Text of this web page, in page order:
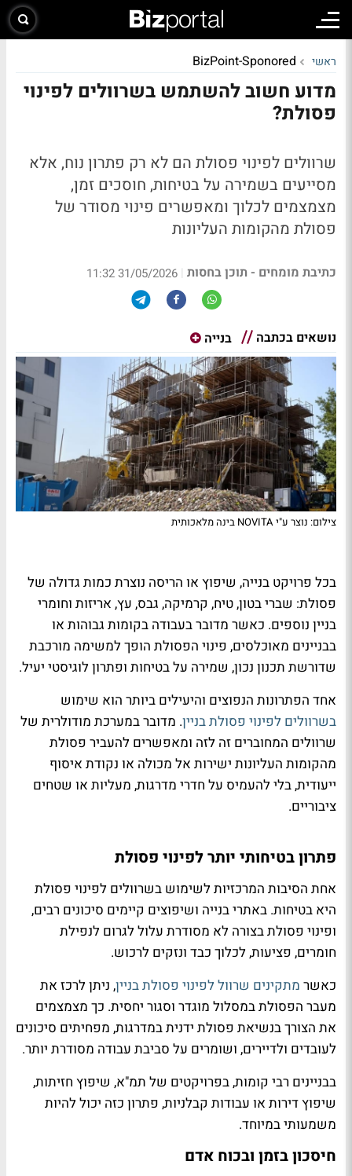
ראשי BizPoint-Sponored
מדוע חשוב להשתמש בשרוולים לפינוי
פסולת?
שרוולים לפינוי פסולת הם לא רק פתרון נוח, אלא
מסייעים בשמירה על בטיחות, חוסכים זמן,
מצמצמים לכלוך ומאפשרים פינוי מסודר של
פסולת מהקומות העליונות
כתיבת מומחים - תוכן בחסות |
31/05/2026 11:32
נושאים בכתבה בנייה
צילום: נוצר ע"י NOVITA בינה מלאכותית
בכל פרויקט בנייה, שיפוץ או הריסה נוצרת כמות גדולה של
פסולת: שברי בטון, טיח, קרמיקה, גבס, עץ, אריזות וחומרי
בניין נוספים. כאשר מדובר בעבודה בקומות גבוהות או
בבניינים מאוכלסים, פינוי הפסולת הופך למשימה מורכבת
שדורשת תכנון נכון, שמירה על בטיחות ופתרון לוגיסטי יעיל.
אחד הפתרונות הנפוצים והיעילים ביותר הוא שימוש
בשרוולים לפינוי פסולת בניין. מדובר במערכת מודולרית של
שרוולים המחוברים זה לזה ומאפשרים להעביר פסולת
מהקומות העליונות ישירות אל מכולה או נקודת איסוף
ייעודית, בלי להעמיס על חדרי מדרגות, מעליות או שטחים
ציבוריים.
פתרון בטיחותי יותר לפינוי פסולת
אחת הסיבות המרכזיות לשימוש בשרוולים לפינוי פסולת
היא בטיחות. באתרי בנייה ושיפוצים קיימים סיכונים רבים,
ופינוי פסולת בצורה לא מסודרת עלול לגרום לנפילת
חומרים, פציעות, לכלוך כבד ונזקים לרכוש.
כאשר מתקינים שרוול לפינוי פסולת בניין, ניתן לרכז את
מעבר הפסולת במסלול מוגדר וסגור יחסית. כך מצמצמים
את הצורך בנשיאת פסולת ידנית במדרגות, מפחיתים סיכונים
לעובדים ולדיירים, ושומרים על סביבת עבודה מסודרת יותר.
בבניינים רבי קומות, בפרויקטים של תמ"א, שיפוץ חזיתות,
שיפוץ דירות או עבודות קבלניות, פתרון כזה יכול להיות
משמעותי במיוחד.
חיסכון בזמן ובכוח אדם